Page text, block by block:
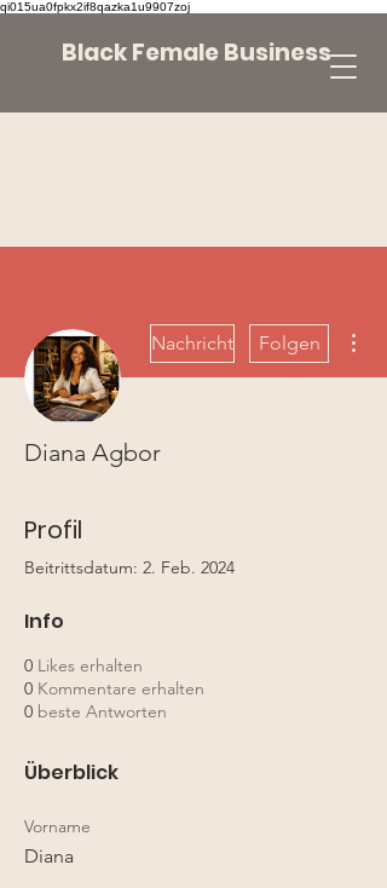
qi015ua0fpkx2if8qazka1u9907zoj
Black Female Business
Nachricht Folgen
Diana Agbor
Profil
Beitrittsdatum: 2. Feb. 2024
Info
0 Likes erhalten
0 Kommentare erhalten
0 beste Antworten
Überblick
Vorname
Diana